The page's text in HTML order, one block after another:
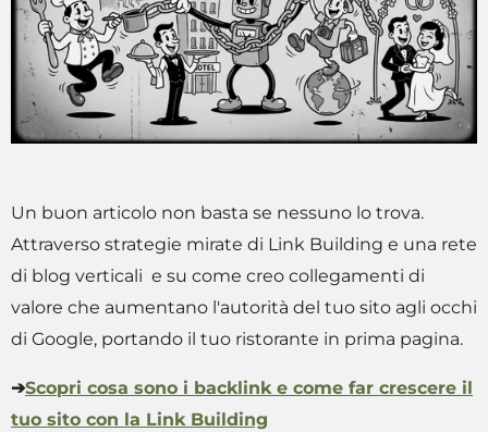
Un buon articolo non basta se nessuno lo trova.
Attraverso strategie mirate di Link Building e una rete
di blog verticali e su come creo collegamenti di
valore che aumentano l'autorità del tuo sito agli occhi
di Google, portando il tuo ristorante in prima pagina.
➔Scopri cosa sono i backlink e come far crescere il
tuo sito con la Link Building